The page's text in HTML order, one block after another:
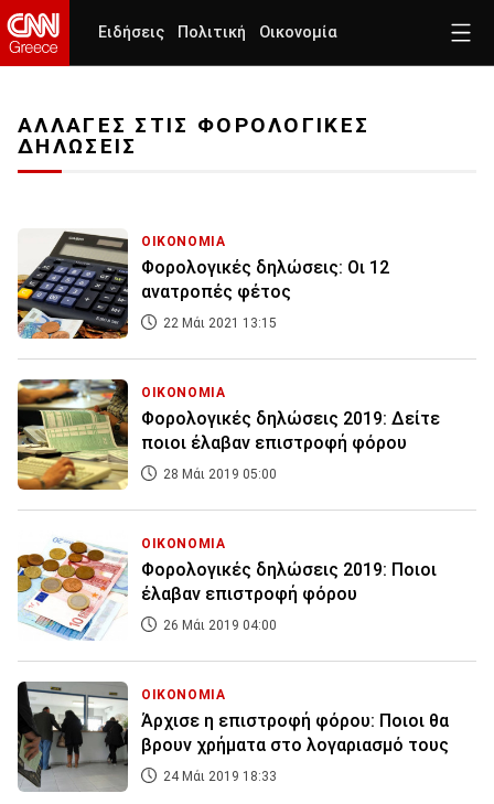
Ειδήσεις Πολιτική Οικονομία
ΑΛΛΑΓΕΣ ΣΤΙΣ ΦΟΡΟΛΟΓΙΚΕΣ
ΔΗΛΩΣΕΙΣ
ΟΙΚΟΝΟΜΙΑ
Φορολογικές δηλώσεις: Οι 12
ανατροπές φέτος
22 Μάι 2021 13:15
ΟΙΚΟΝΟΜΙΑ
Φορολογικές δηλώσεις 2019: Δείτε
ποιοι έλαβαν επιστροφή φόρου
28 Μάι 2019 05:00
ΟΙΚΟΝΟΜΙΑ
Φορολογικές δηλώσεις 2019: Ποιοι
έλαβαν επιστροφή φόρου
26 Μάι 2019 04:00
ΟΙΚΟΝΟΜΙΑ
Άρχισε η επιστροφή φόρου: Ποιοι θα
βρουν χρήματα στο λογαριασμό τους
24 Μάι 2019 18:33